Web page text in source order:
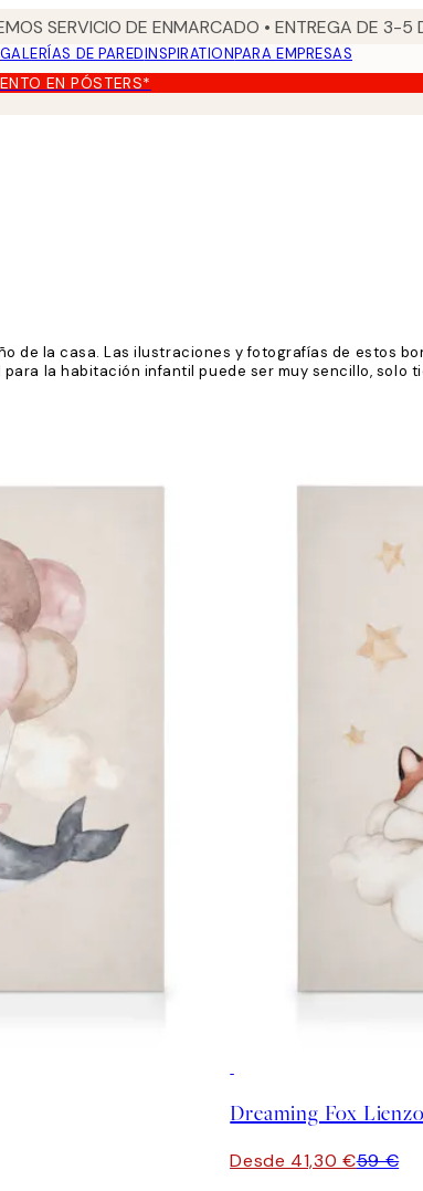
SERVICIO DE ENMARCADO • ENTREGA DE 3-5
GALERÍAS DE PAREDINSPIRATIONPARA EMPRESAS
EN PÓSTERS*
la casa. Las ilustraciones y fotografías de estos
la habitación infantil puede ser muy sencillo, solo
Dreaming Fox Lienzo
Desde 41,30 €59 €